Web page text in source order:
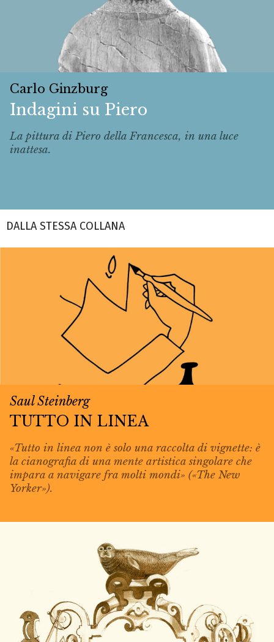
Carlo Ginzburg
Indagini su Piero
La pittura di Piero della Francesca, in una luce
inattesa.
DALLA STESSA COLLANA
Saul Steinberg
TUTTO IN LINEA
«Tutto in linea non è solo una raccolta di vignette: è
la cianografia di una mente artistica singolare che
impara a navigare fra molti mondi» («The New
Yorker»).